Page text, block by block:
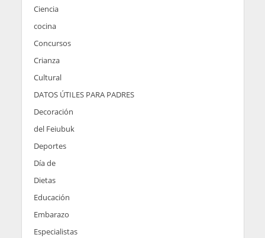
Ciencia
cocina
Concursos
Crianza
Cultural
DATOS ÚTILES PARA PADRES
Decoración
del Feiubuk
Deportes
Día de
Dietas
Educación
Embarazo
Especialistas